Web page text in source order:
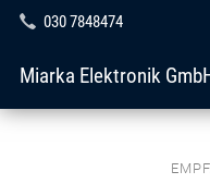
030 7848474
Miarka Elektronik